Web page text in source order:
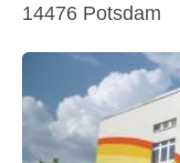
14476 Potsdam